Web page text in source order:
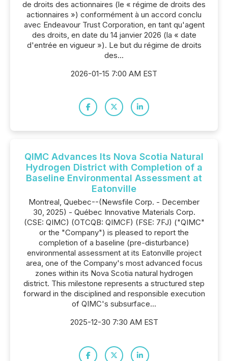
de droits des actionnaires (le « régime de droits des
actionnaires ») conformément à un accord conclu
avec Endeavour Trust Corporation, en tant qu'agent
des droits, en date du 14 janvier 2026 (la « date
d'entrée en vigueur »). Le but du régime de droits
des...
2026-01-15 7:00 AM EST
QIMC Advances Its Nova Scotia Natural
Hydrogen District with Completion of a
Baseline Environmental Assessment at
Eatonville
Montreal, Quebec--(Newsfile Corp. - December
30, 2025) - Québec Innovative Materials Corp.
(CSE: QIMC) (OTCQB: QIMCF) (FSE: 7FJ) ("QIMC"
or the "Company") is pleased to report the
completion of a baseline (pre-disturbance)
environmental assessment at its Eatonville project
area, one of the Company's most advanced focus
zones within its Nova Scotia natural hydrogen
district. This milestone represents a structured step
forward in the disciplined and responsible execution
of QIMC's subsurface...
2025-12-30 7:30 AM EST